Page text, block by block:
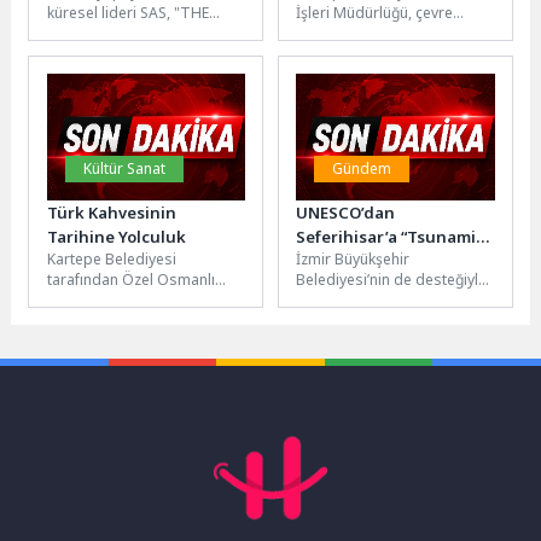
küresel lideri SAS, "THE
(Bilmenin Gücü) vizyonuyla...
İşleri Müdürlüğü, çevre
kazandırılması amacıyla
Leyla Sarıgöl İlkokulu
öğrencileriyle...
Kültür Sanat
Türk Kahvesinin
Tarihine Yolculuk
Kartepe Belediyesi
tarafından Özel Osmanlı
Gündem
UNESCO’dan
Seferihisar’a “Tsunamiye
Hazır Kent” tescili
İzmir Büyükşehir
Belediyesi’nin de desteğiyle
Oşinografi Komisyonu